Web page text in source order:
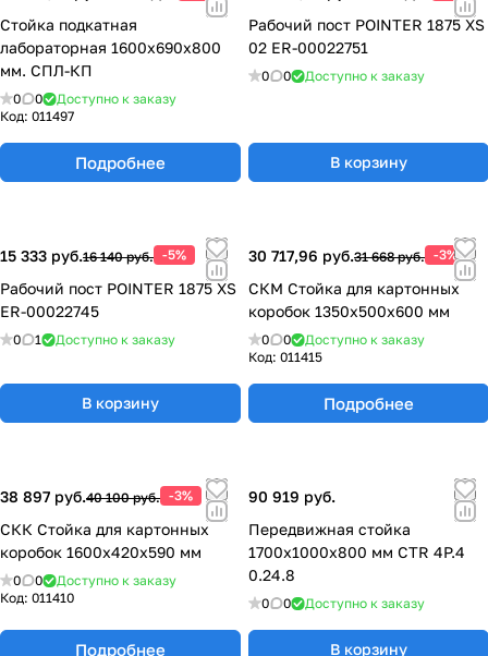
Стойка подкатная
лабораторная 1600х690х800
мм. СПЛ-КП
0 0
Доступно к заказу
Код: 011497
Подробнее
Рабочий пост POINTER 1875 XS
02 ER-00022751
0 0 Доступно к заказу
В корзину
15 333 руб.16 140 руб. -5%
Рабочий пост POINTER 1875 XS
ER-00022745
0 1 Доступно к заказу
В корзину
30 717,96 руб.31 668 руб. -3%
СКМ Стойка для картонных
коробок 1350х500х600 мм
0 0
Доступно к заказу
Код: 011415
Подробнее
38 897 руб.40 100 руб. -3%
СКК Стойка для картонных
коробок 1600х420х590 мм
0 0
Доступно к заказу
Код: 011410
Подробнее
90 919 руб.
Передвижная стойка
1700x1000x800 мм CTR 4P.4
0.24.8
0 0 Доступно к заказу
В корзину